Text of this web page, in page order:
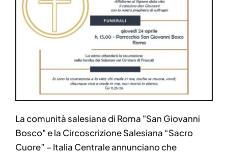
La comunità salesiana di Roma "San Giovanni
Bosco" e la Circoscrizione Salesiana “Sacro
Cuore” – Italia Centrale annunciano che